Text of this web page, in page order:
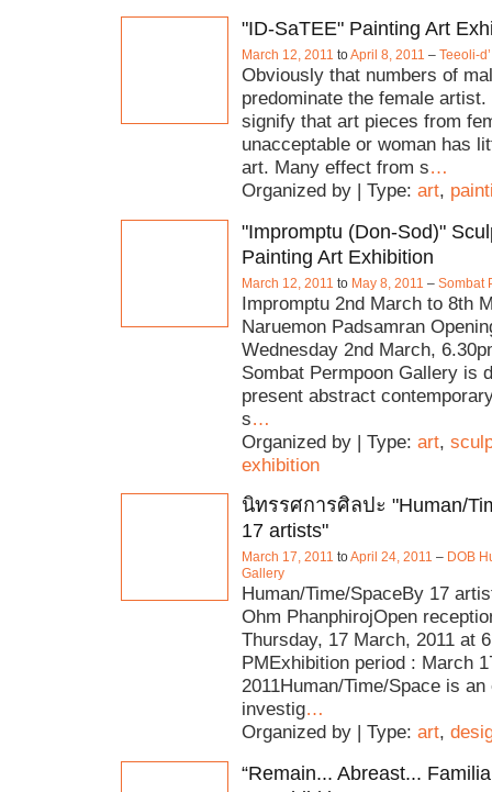
"ID-SaTEE" Painting Art
March 12, 2011 toApril 8, 2011 – Teeoli-
Obviously that numbers of
predominate the female
signify that art pieces from
unacceptable or woman has
art. Many effect from s…
Organized by | Type: art,
"Impromptu (Don-Sod)"
Painting Art Exhibition
March 12, 2011 to May 8, 2011 – Sombat
Impromptu 2nd March to 8th
Naruemon Padsamran
Wednesday 2nd March,
Sombat Permpoon Gallery is
present abstract
s…
Organized by | Type: art,
exhibition
นิทรรศการศิลปะ "Human/
17 artists"
March 17, 2011 toApril 24, 2011 – DOB
Gallery
Human/Time/SpaceBy 17
Ohm PhanphirojOpen
Thursday, 17 March, 2011 at
PMExhibition period : March
2011Human/Time/Space is
investig…
Organized by | Type: art,
“Remain... Abreast...